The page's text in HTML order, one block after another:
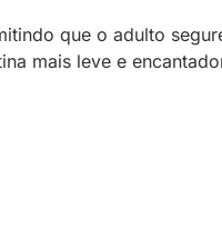
que o adulto
mais leve e